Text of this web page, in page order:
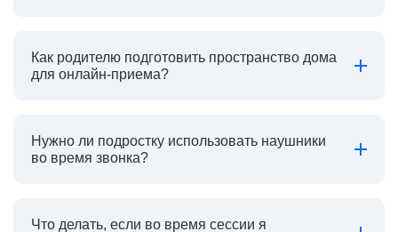
Как родителю подготовить пространство дома
для онлайн-приема?
Нужно ли подростку использовать наушники
во время звонка?
Что делать, если во время сессии я